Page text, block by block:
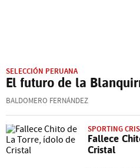
SELECCIÓN PERUANA
El futuro de la
BALDOMERO FERNÁNDEZ
SPORTING
Fallece
Cristal